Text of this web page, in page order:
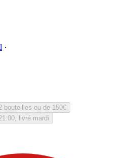
·
bouteilles ou de 150€
livré mardi